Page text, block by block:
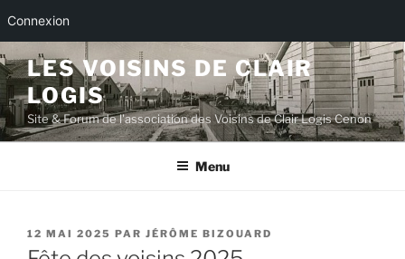
Connexion
Aller
au
contenu
principal
LES VOISINS DE CLAIR
LOGIS
Site & Forum de l'association des Voisins de Clair Logis Cenon
Menu
PUBLIÉ
LE
12 MAI 2025 PAR JÉRÔME BIZOUARD